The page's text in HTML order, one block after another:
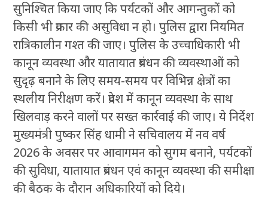
सुनिश्चित किया जाए कि पर्यटकों और आगन्तुकों को
किसी भी प्रकार की असुविधा न हो। पुलिस द्वारा नियमित
रात्रिकालीन गश्त की जाए। पुलिस के उच्चाधिकारी भी
कानून व्यवस्था और यातायात प्रबंधन की व्यवस्थाओं को
सुदृढ़ बनाने के लिए समय-समय पर विभिन्न क्षेत्रों का
स्थलीय निरीक्षण करें। प्रदेश में कानून व्यवस्था के साथ
खिलवाड़ करने वालों पर सख्त कार्रवाई की जाए। ये निर्देश
मुख्यमंत्री पुष्कर सिंह धामी ने सचिवालय में नव वर्ष
2026 के अवसर पर आवागमन को सुगम बनाने, पर्यटकों
की सुविधा, यातायात प्रबंधन एवं कानून व्यवस्था की समीक्षा
की बैठक के दौरान अधिकारियों को दिये।